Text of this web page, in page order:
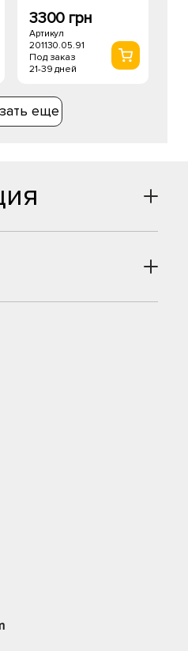
3300 грн
Артикул
201130.05.91
Под заказ
21-39 дней
еще